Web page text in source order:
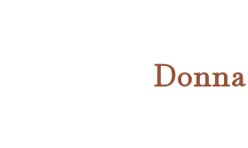
Donna